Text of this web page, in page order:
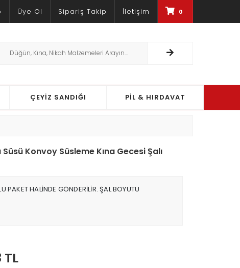
Üye Ol Sipariş Takip İletişim 0
DSS DOĞRULAMA YÖNTEMI ILE %100 GÜVENLI ALIŞVERIŞ
ÇEYİZ SANDIĞI PİL & HIRDAVAT
Konvoy Süsleme Kına Gecesi Şalı
PAKET HALİNDE GÖNDERİLİR. ŞAL BOYUTU
TL